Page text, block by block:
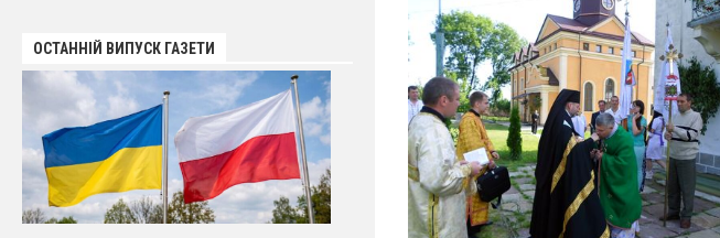
ОСТАННІЙ ВИПУСК ГАЗЕТИ